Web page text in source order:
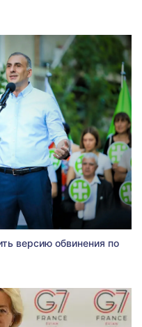
версию обвинения по